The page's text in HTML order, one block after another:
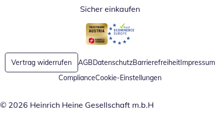
Sicher einkaufen
Öffnet in neuem Fenster
Öffnet in neuem Fenster
Vertrag widerrufen AGBDatenschutzBarrierefreiheitImpressum
ComplianceCookie-Einstellungen
© 2026 Heinrich Heine Gesellschaft m.b.H